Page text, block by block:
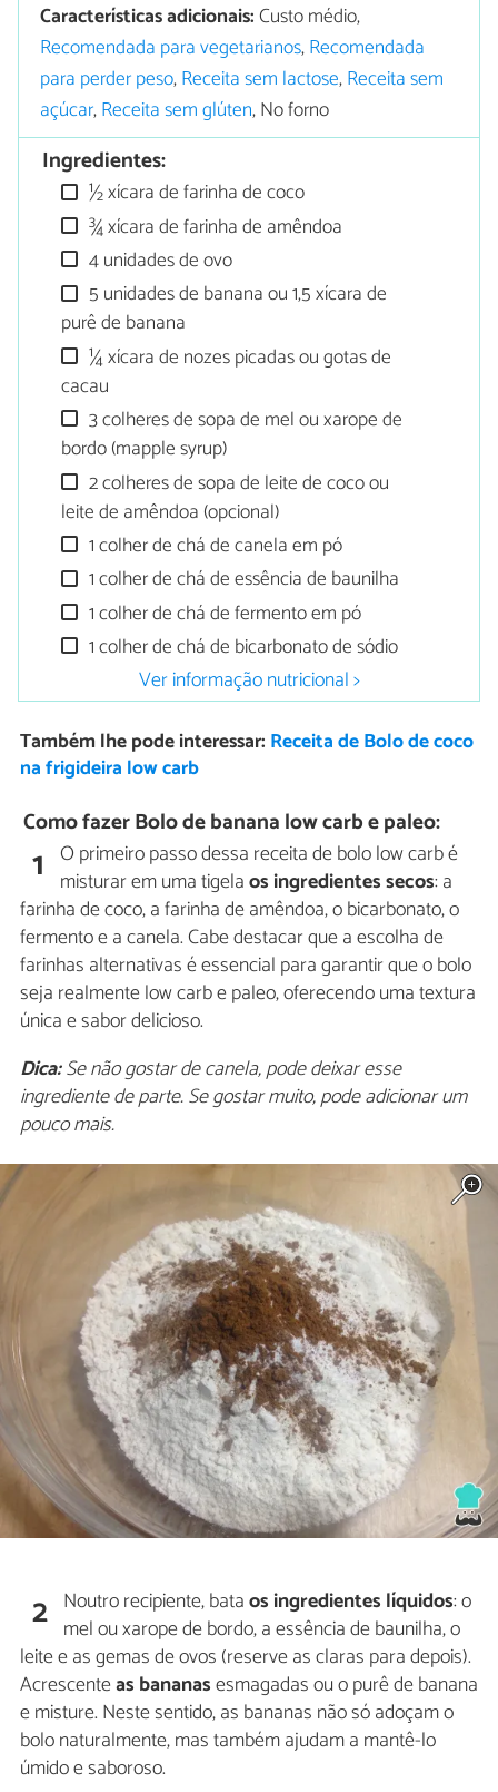
Características adicionais:Custo médio,
Recomendada para vegetarianos,Recomendada
para perder peso,Receita sem lactose,Receita sem
açúcar,Receita sem glúten, No forno
Ingredientes:
½ xícara de farinha de coco
¾ xícara de farinha de amêndoa
4 unidades de ovo
5 unidades de banana ou 1,5 xícara de
purê de banana
¼ xícara de nozes picadas ou gotas de
cacau
3 colheres de sopa de mel ou xarope de
bordo (mapple syrup)
2 colheres de sopa de leite de coco ou
leite de amêndoa (opcional)
1 colher de chá de canela em pó
1 colher de chá de essência de baunilha
1 colher de chá de fermento em pó
1 colher de chá de bicarbonato de sódio
Ver informação nutricional >
Também lhe pode interessar: Receita de Bolo de coco
na frigideira low carb
Como fazer Bolo de banana low carb e paleo:
1 O primeiro passo dessa receita de bolo low carb é
misturar em uma tigelaos ingredientes secos: a
farinha de coco, a farinha de amêndoa, o bicarbonato, o
fermento e a canela. Cabe destacar que a escolha de
farinhas alternativas é essencial para garantir que o bolo
seja realmente low carb e paleo, oferecendo uma textura
única e sabor delicioso.
Dica:Se não gostar de canela, pode deixar esse
ingrediente de parte. Se gostar muito, pode adicionar um
pouco mais.
2 Noutro recipiente, bataos ingredientes líquidos: o
mel ou xarope de bordo, a essência de baunilha, o
leite e as gemas de ovos (reserve as claras para depois).
Acrescenteas bananasesmagadas ou o purê de banana
e misture. Neste sentido, as bananas não só adoçam o
bolo naturalmente, mas também ajudam a mantê-lo
úmido e saboroso.